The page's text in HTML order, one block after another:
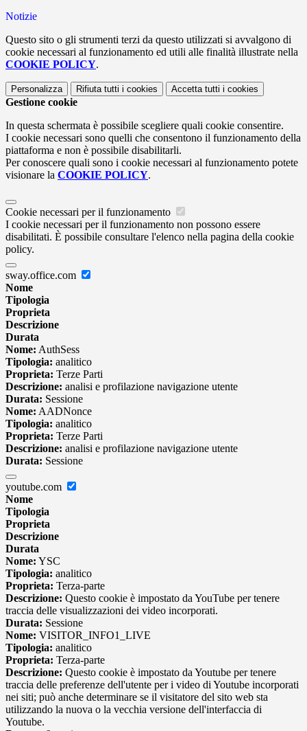
Notizie
Questo sito o gli strumenti terzi da questo utilizzati si avvalgono di
cookie necessari al funzionamento ed utili alle finalità illustrate nella
COOKIE POLICY.
Personalizza Rifiuta tutti i cookies Accetta tutti i cookies
Gestione cookie
In questa schermata è possibile scegliere quali cookie consentire.
I cookie necessari sono quelli che consentono il funzionamento della
piattaforma e non è possibile disabilitarli.
Per conoscere quali sono i cookie necessari al funzionamento potete
visionare la COOKIE POLICY.
Cookie necessari per il funzionamento
I cookie necessari per il funzionamento non possono essere
disabilitati. È possibile consultare l'elenco nella pagina della cookie
policy.
sway.office.com
Nome
Tipologia
Proprieta
Descrizione
Durata
Nome: AuthSess
Tipologia: analitico
Proprieta: Terze Parti
Descrizione: analisi e profilazione navigazione utente
Durata: Sessione
Nome: AADNonce
Tipologia: analitico
Proprieta: Terze Parti
Descrizione: analisi e profilazione navigazione utente
Durata: Sessione
youtube.com
Nome
Tipologia
Proprieta
Descrizione
Durata
Nome: YSC
Tipologia: analitico
Proprieta: Terza-parte
Descrizione: Questo cookie è impostato da YouTube per tenere
traccia delle visualizzazioni dei video incorporati.
Durata: Sessione
Nome: VISITOR_INFO1_LIVE
Tipologia: analitico
Proprieta: Terza-parte
Descrizione: Questo cookie è impostato da Youtube per tenere
traccia delle preferenze dell'utente per i video di Youtube incorporati
nei siti; può anche determinare se il visitatore del sito web sta
utilizzando la nuova o la vecchia versione dell'interfaccia di
Youtube.